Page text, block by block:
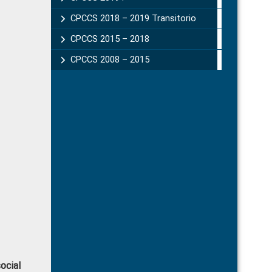
CPCCS 2018 – 2019 Transitorio
CPCCS 2015 – 2018
CPCCS 2008 – 2015